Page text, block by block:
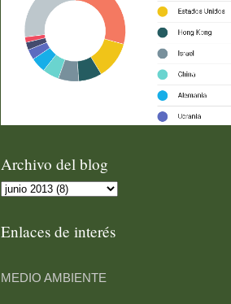
Archivo del blog
Enlaces de interés
MEDIO AMBIENTE